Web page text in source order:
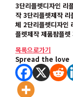
3단리플렛디자인 리
작 3단리플렛제작
체 2단리플렛디자인
플렛제작 제품팜플
목록으로가기
Spread the love